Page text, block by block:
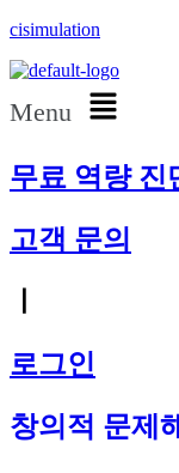
cisimulation
Menu
무료 역량 진
고객 문의
로그인
창의적 문제